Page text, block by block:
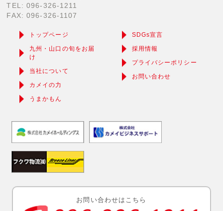
TEL: 096-326-1211
FAX: 096-326-1107
トップページ
九州・山口の旬をお届
け
当社について
カメイの力
うまかもん
SDGs宣言
採用情報
プライバシーポリシー
お問い合わせ
お問い合わせはこちら